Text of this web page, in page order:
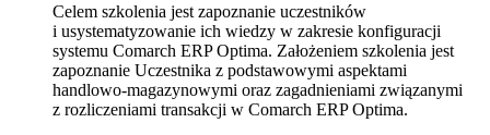
Celem szkolenia jest zapoznanie uczestników
i usystematyzowanie ich wiedzy w zakresie konfiguracji
systemu Comarch ERP Optima. Założeniem szkolenia jest
zapoznanie Uczestnika z podstawowymi aspektami
handlowo-magazynowymi oraz zagadnieniami związanymi
z rozliczeniami transakcji w Comarch ERP Optima.